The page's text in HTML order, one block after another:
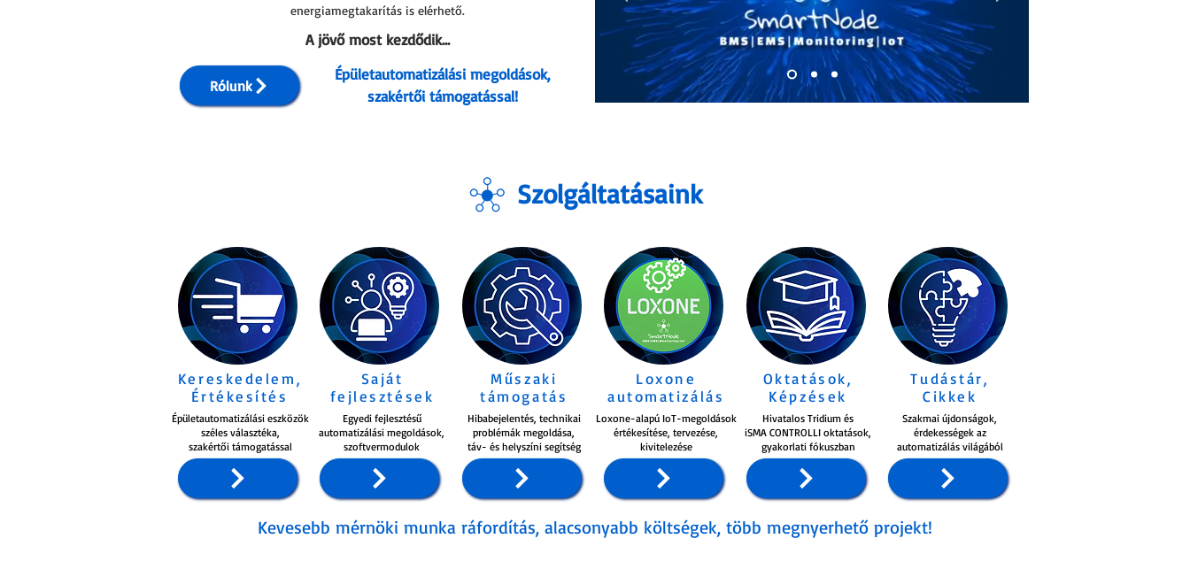
energiamegtakarítás is elérhető.
A jövő most kezdődik...
Rólunk
Épületautomatizálási megoldások,
szakértői támogatással!
Szolgáltatásaink
Kereskedelem,
Értékesítés
Épületautomatizálási eszközök
széles választéka,
szakértői támogatással
Saját
fejlesztések
Egyedi fejlesztésű
automatizálási megoldások,
szoftvermodulok
Műszaki
támogatás
Hibabejelentés, technikai
problémák megoldása,
táv- és helyszíni segítség
Loxone
automatizálás
Loxone-alapú IoT-megoldások
értékesítése, tervezése,
kivitelezése
Oktatások,
Képzések
Hivatalos Tridium és
iSMA CONTROLLI oktatások,
gyakorlati fókuszban
Tudástár,
Cikkek
Szakmai újdonságok,
érdekességek az
automatizálás világából
Kevesebb mérnöki munka ráfordítás, alacsonyabb költségek, több megnyerhető projekt!